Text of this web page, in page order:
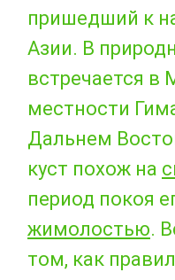
пришедший к
Азии. В
встречается в
местности
Дальнем
куст похож на
период покоя
жимолостью.
том, как